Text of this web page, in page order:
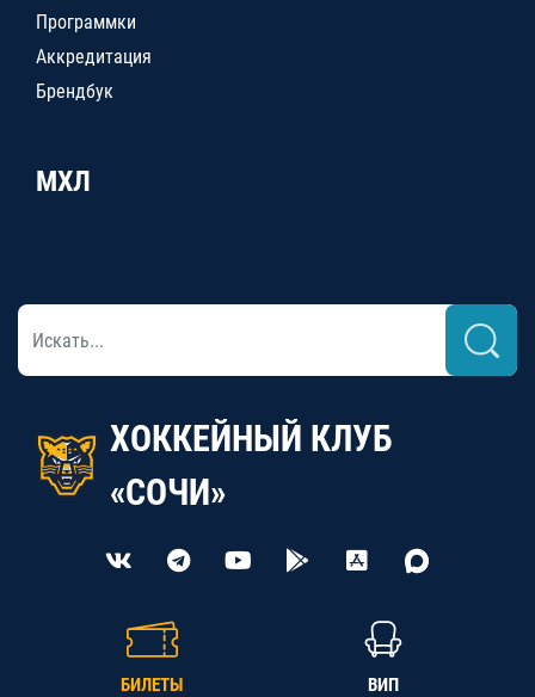
Программки
Аккредитация
Брендбук
МХЛ
ХОККЕЙНЫЙ КЛУБ
«СОЧИ»
БИЛЕТЫ ВИП